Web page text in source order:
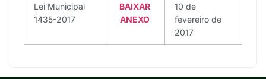
Lei Municipal
1435-2017
BAIXAR
ANEXO
10 de
fevereiro de
2017